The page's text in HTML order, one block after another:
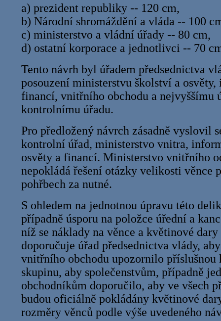
a) prezident republiky -- 120 cm,
b) Národní shromáždění a vláda -- 100
c) ministerstvo a vládní úřady -- 80 cm,
d) ostatní korporace a jednotlivci -- 70
Tento návrh byl úřadem předsednictva
posouzení ministerstvu školství a
financí, vnitřního obchodu a nejvyššímu
kontrolnímu úřadu.
Pro předložený návrch zásadně vyslovil
kontrolní úřad, ministerstvo vnitra,
osvěty a financí. Ministerstvo vnitřního
nepokládá řešení otázky velikosti věnce
pohřbech za nutné.
S ohledem na jednotnou úpravu této
případně úsporu na položce úřední a
níž se náklady na věnce a květinové
doporučuje úřad předsednictva vlády,
vnitřního obchodu upozornilo příslušnou
skupinu, aby společenstvům, případně
obchodníkům doporučilo, aby ve všech
budou oficiálně pokládány květinové
rozměry věnců podle výše uvedeného